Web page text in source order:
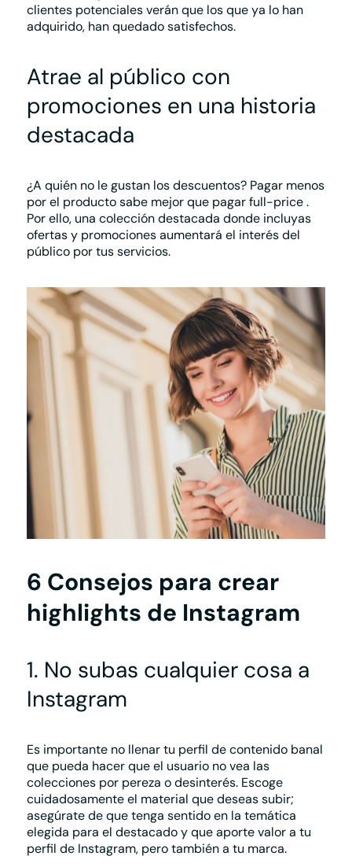
clientes potenciales verán que los que ya lo han
adquirido, han quedado satisfechos.
Atrae al público con
promociones en una historia
destacada
¿A quién no le gustan los descuentos? Pagar menos
por el producto sabe mejor que pagarfull-price.
Por ello, una colección destacada donde incluyas
ofertas y promocionesaumentará el interés del
público por tus servicios.
6 Consejos para crear
highlights de Instagram
1. No subas cualquier cosa a
Instagram
Es importante no llenar tu perfil de contenido banal
que pueda hacer que el usuario no vea las
colecciones por pereza o desinterés. Escoge
cuidadosamente el material que deseas subir;
asegúrate de que tenga sentido en la temática
elegida para el destacado y que aporte valor a tu
perfil de Instagram, pero también a tu marca.